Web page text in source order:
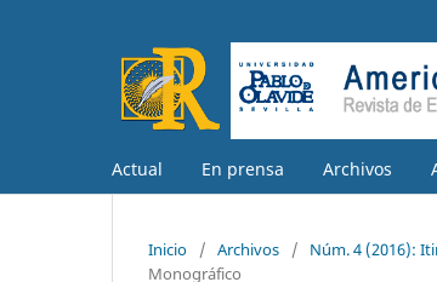
Actual En prensa Archivos
Inicio / Archivos / Núm. 4 (2016):
Monográfico